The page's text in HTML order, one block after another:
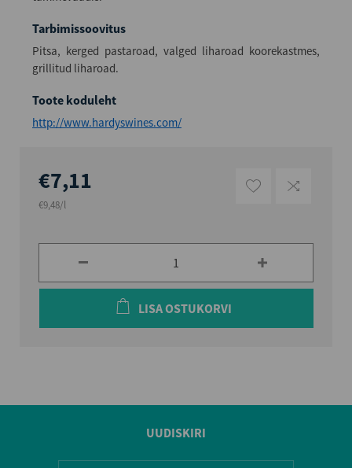
Tarbimissoovitus
Pitsa, kerged pastaroad, valged liharoad koorekastmes,
grillitud liharoad.
Toote koduleht
http://www.hardyswines.com/
€7,11
€9,48/l
LISA OSTUKORVI
UUDISKIRI